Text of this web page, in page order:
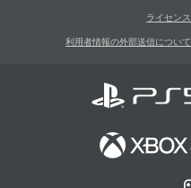
ライセンス
利用者情報の外部送信について